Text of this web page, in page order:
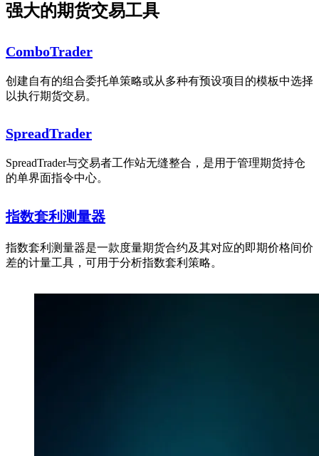
强大的期货交易工具
ComboTrader
创建自有的组合委托单策略或从多种有预设项目的模板中选择
以执行期货交易。
SpreadTrader
SpreadTrader与交易者工作站无缝整合，是用于管理期货持仓
的单界面指令中心。
指数套利测量器
指数套利测量器是一款度量期货合约及其对应的即期价格间价
差的计量工具，可用于分析指数套利策略。